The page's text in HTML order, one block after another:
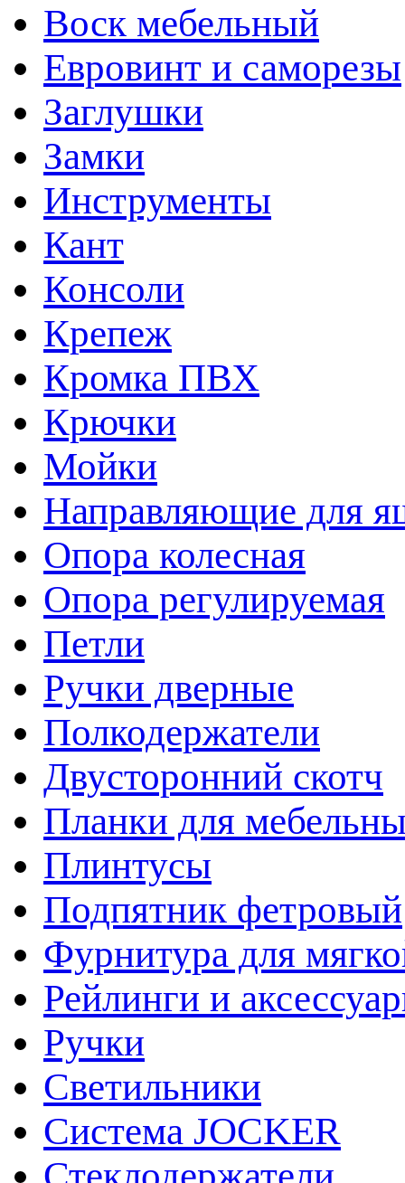
Воск мебельный
Евровинт и саморезы
Заглушки
Замки
Инструменты
Кант
Консоли
Крепеж
Кромка ПВХ
Крючки
Мойки
Направляющие для
Опора колесная
Опора регулируемая
Петли
Ручки дверные
Полкодержатели
Двусторонний скотч
Планки для
Плинтусы
Подпятник фетровый
Фурнитура для
Рейлинги и
Ручки
Светильники
Система JOCKER